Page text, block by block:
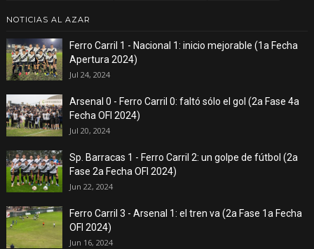
NOTICIAS AL AZAR
Ferro Carril 1 - Nacional 1: inicio mejorable (1a Fecha
Apertura 2024)
Jul 24, 2024
Arsenal 0 - Ferro Carril 0: faltó sólo el gol (2a Fase 4a
Fecha OFI 2024)
Jul 20, 2024
Sp. Barracas 1 - Ferro Carril 2: un golpe de fútbol (2a
Fase 2a Fecha OFI 2024)
Jun 22, 2024
Ferro Carril 3 - Arsenal 1: el tren va (2a Fase 1a Fecha
OFI 2024)
Jun 16, 2024